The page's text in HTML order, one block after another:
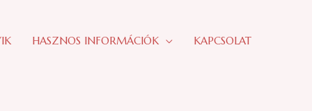
HASZNOS INFORMÁCIÓK KAPCSOLAT